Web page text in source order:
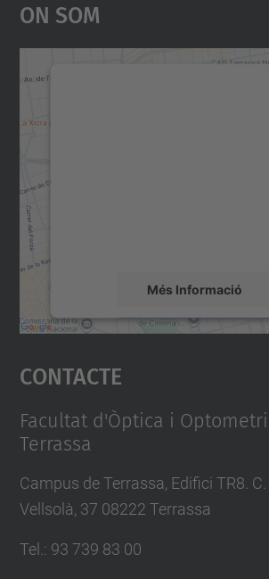
On Som
Més Informació
Accepta
powered by
Contacte
Facultat d'Òptica i
Terrassa
Campus de Terrassa, Edifici TR8.
Vellsolà, 37 08222 Terrassa
Tel. : 93 739 83 00